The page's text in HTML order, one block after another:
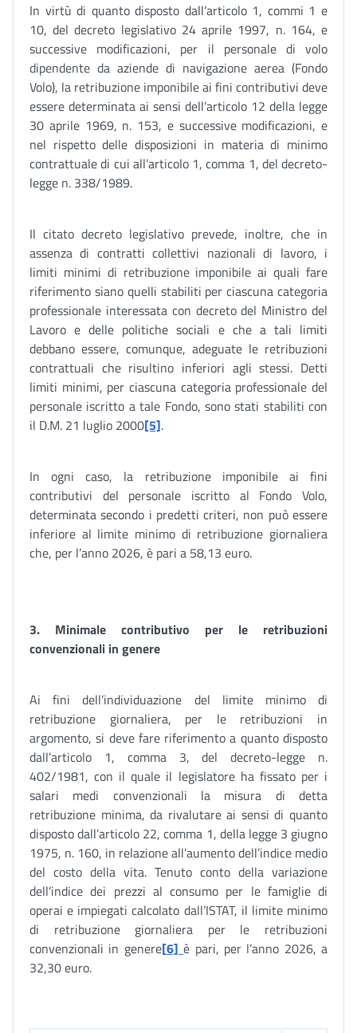
In virtù di quanto disposto dall’articolo 1, commi 1 e
10, del decreto legislativo 24 aprile 1997, n. 164, e
successive modificazioni, per il personale di volo
dipendente da aziende di navigazione aerea (Fondo
Volo), la retribuzione imponibile ai fini contributivi deve
essere determinata ai sensi dell’articolo 12 della legge
30 aprile 1969, n. 153, e successive modificazioni, e
nel rispetto delle disposizioni in materia di minimo
contrattuale di cui all’articolo 1, comma 1, del decreto-
legge n. 338/1989.
Il citato decreto legislativo prevede, inoltre, che in
assenza di contratti collettivi nazionali di lavoro, i
limiti minimi di retribuzione imponibile ai quali fare
riferimento siano quelli stabiliti per ciascuna categoria
professionale interessata con decreto del Ministro del
Lavoro e delle politiche sociali e che a tali limiti
debbano essere, comunque, adeguate le retribuzioni
contrattuali che risultino inferiori agli stessi. Detti
limiti minimi, per ciascuna categoria professionale del
personale iscritto a tale Fondo, sono stati stabiliti con
il D.M. 21 luglio 2000[5].
In ogni caso, la retribuzione imponibile ai fini
contributivi del personale iscritto al Fondo Volo,
determinata secondo i predetti criteri, non può essere
inferiore al limite minimo di retribuzione giornaliera
che, per l’anno 2026, è pari a 58,13 euro.
3. Minimale contributivo per le retribuzioni
convenzionali in genere
Ai fini dell’individuazione del limite minimo di
retribuzione giornaliera, per le retribuzioni in
argomento, si deve fare riferimento a quanto disposto
dall’articolo 1, comma 3, del decreto-legge n.
402/1981, con il quale il legislatore ha fissato per i
salari medi convenzionali la misura di detta
retribuzione minima, da rivalutare ai sensi di quanto
disposto dall’articolo 22, comma 1, della legge 3 giugno
1975, n. 160, in relazione all’aumento dell’indice medio
del costo della vita. Tenuto conto della variazione
dell’indice dei prezzi al consumo per le famiglie di
operai e impiegati calcolato dall’ISTAT, il limite minimo
di retribuzione giornaliera per le retribuzioni
convenzionali in genere[6]è pari, per l’anno 2026, a
32,30 euro.